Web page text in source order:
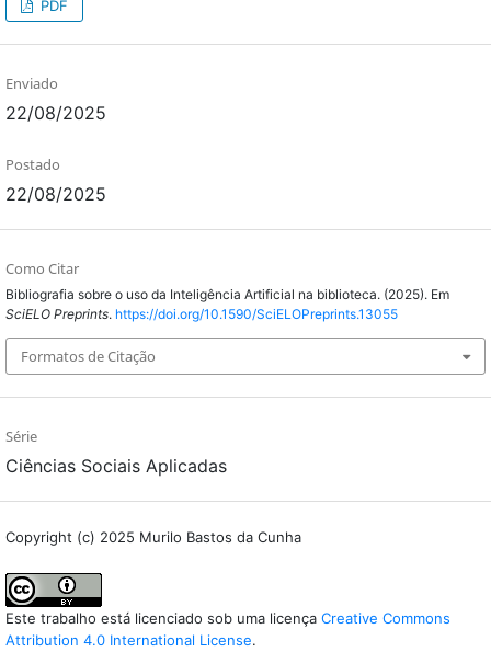
PDF
Enviado
22/08/2025
Postado
22/08/2025
Como Citar
Bibliografia sobre o uso da Inteligência Artificial na biblioteca. (2025). Em
SciELO Preprints. https://doi.org/10.1590/SciELOPreprints.13055
Formatos de Citação
Série
Ciências Sociais Aplicadas
Copyright (c) 2025 Murilo Bastos da Cunha
Este trabalho está licenciado sob uma licença Creative Commons
Attribution 4.0 International License.